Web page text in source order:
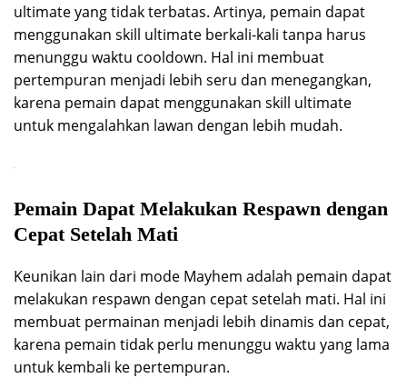
ultimate yang tidak terbatas. Artinya, pemain dapat
menggunakan skill ultimate berkali-kali tanpa harus
menunggu waktu cooldown. Hal ini membuat
pertempuran menjadi lebih seru dan menegangkan,
karena pemain dapat menggunakan skill ultimate
untuk mengalahkan lawan dengan lebih mudah.
Pemain Dapat Melakukan Respawn dengan
Cepat Setelah Mati
Keunikan lain dari mode Mayhem adalah pemain dapat
melakukan respawn dengan cepat setelah mati. Hal ini
membuat permainan menjadi lebih dinamis dan cepat,
karena pemain tidak perlu menunggu waktu yang lama
untuk kembali ke pertempuran.